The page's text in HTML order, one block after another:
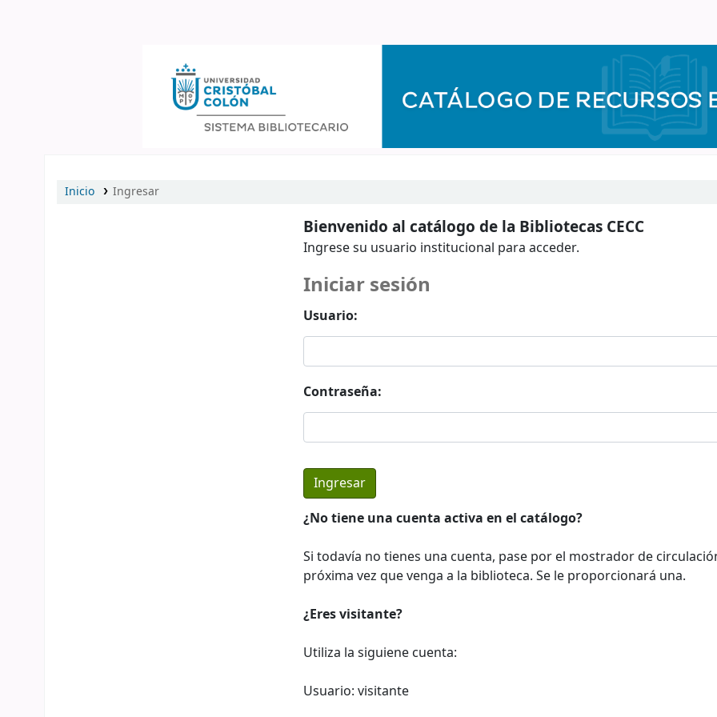
Inicio Ingresar
Bienvenido al catálogo de la Bibliotecas CECC
Ingrese su usuario institucional para acceder.
Iniciar sesión
Usuario:
Contraseña:
¿No tiene una cuenta activa en el catálogo?
Si todavía no tienes una cuenta, pase por el mostrador de
próxima vez que venga a la biblioteca. Se le proporcionará una.
¿Eres visitante?
Utiliza la siguiene cuenta:
Usuario: visitante